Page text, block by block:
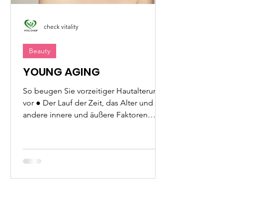
YOUNG AGING
So beugen Sie vorzeitiger Hautalterung
vor ● Der Lauf der Zeit, das Alter und
andere innere und äußere Faktoren
Beauty
check vitality